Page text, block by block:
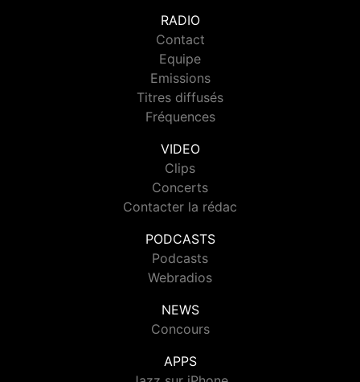
RADIO
Contact
Equipe
Emissions
Titres diffusés
Fréquences
VIDEO
Clips
Concerts
Contacter la rédac
PODCASTS
Podcasts
Webradios
NEWS
Concours
APPS